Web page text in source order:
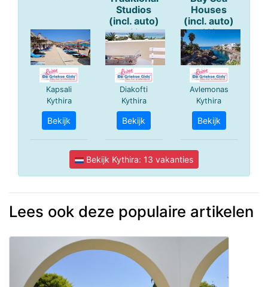
Lees ook deze populaire artikelen